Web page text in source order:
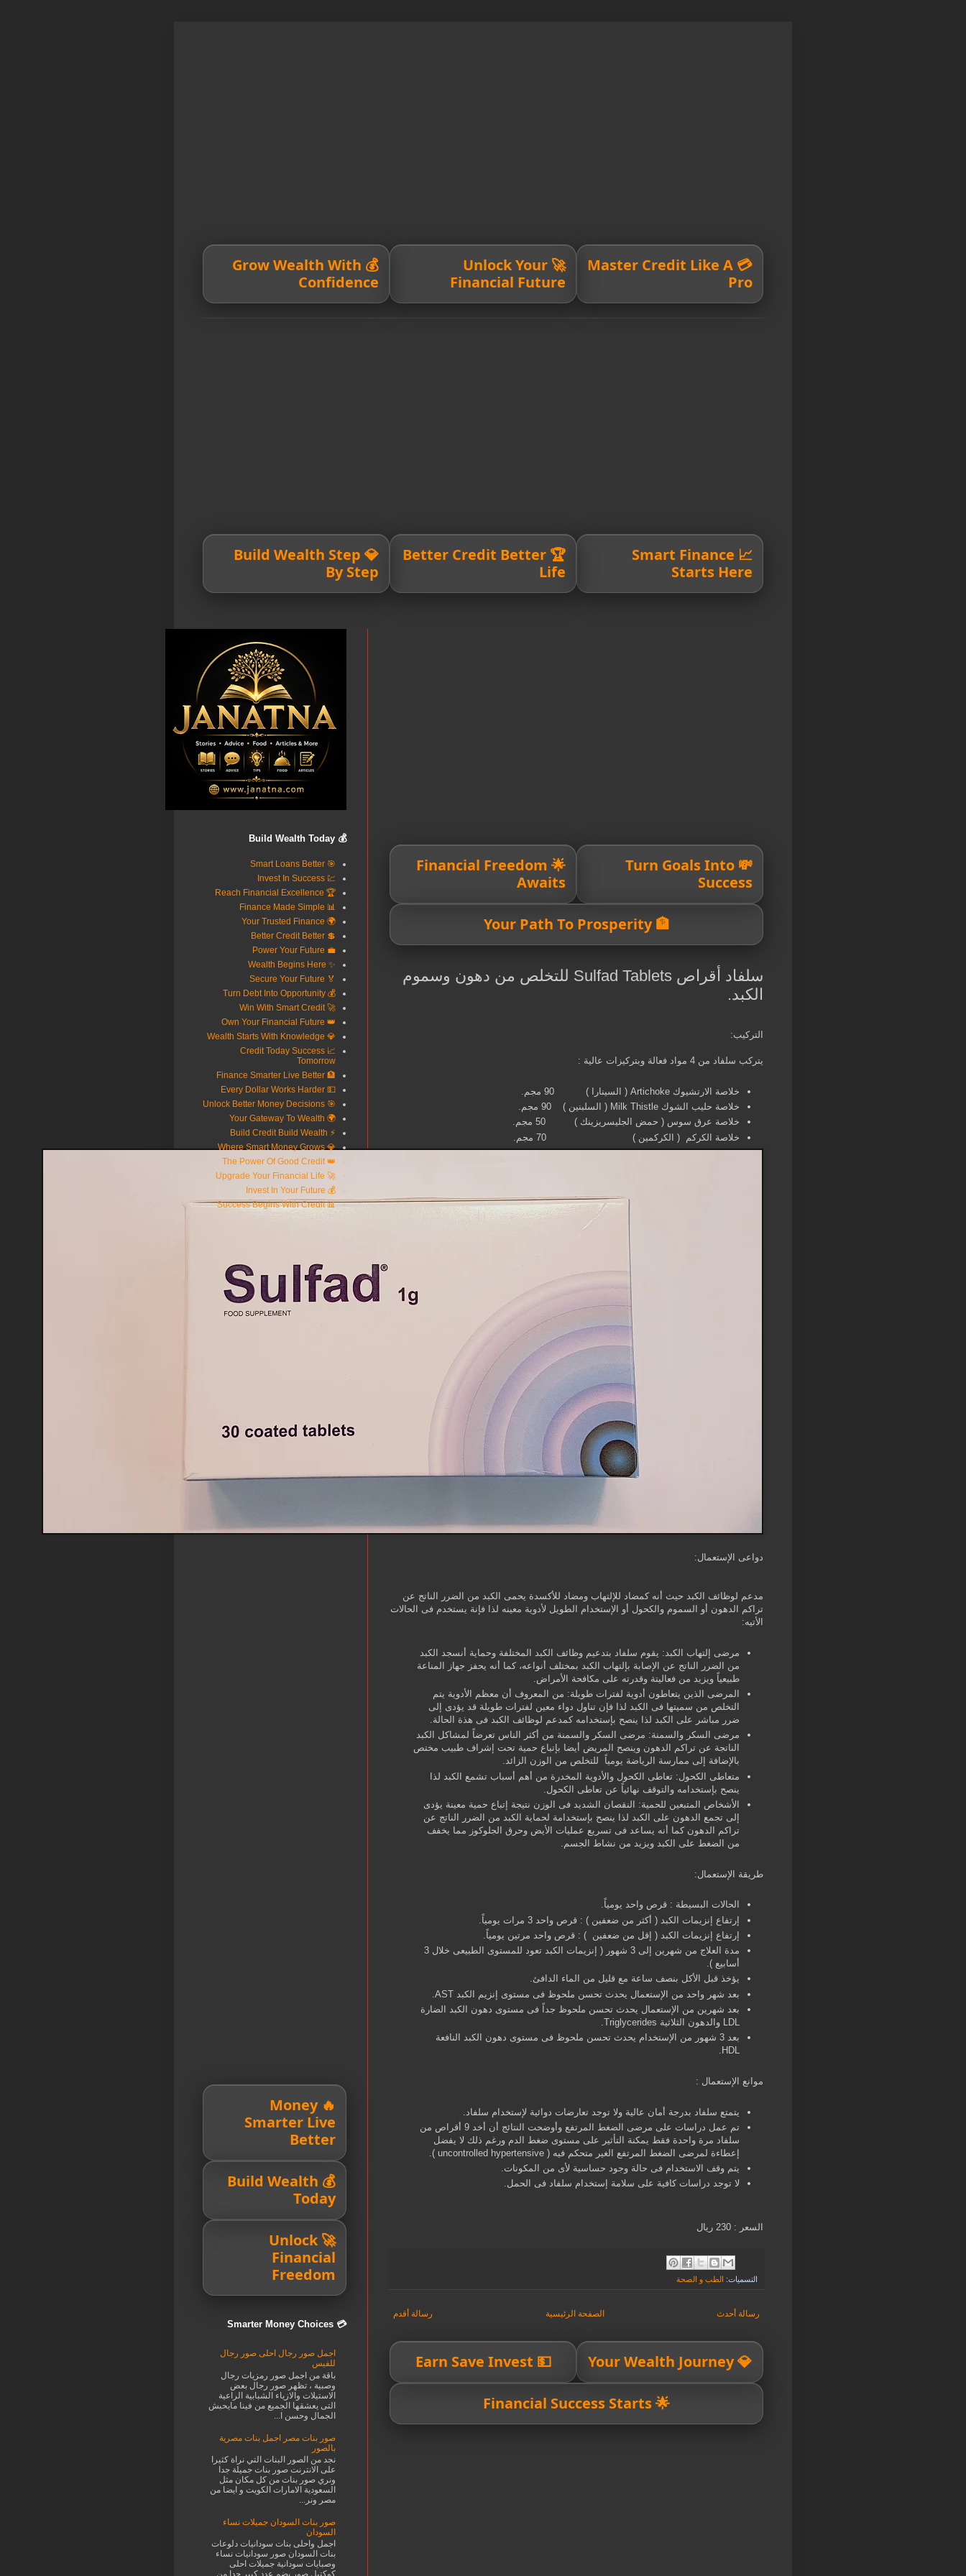
💳 Master Credit Like A
Pro
🚀 Unlock Your
Financial Future
💰 Grow Wealth With
Confidence
📈 Smart Finance
Starts Here
🏆 Better Credit Better
Life
💎 Build Wealth Step
By Step
💸 Turn Goals Into
Success
🌟 Financial Freedom
Awaits
🏦 Your Path To Prosperity
سلفاد أقراص Sulfad Tablets للتخلص من دهون وسموم
الكبد.
التركيب:
يتركب سلفاد من 4 مواد فعالة وبتركيزات عالية :
خلاصة الارتشيوك Artichoke ( السينارا ) 90 مجم.
خلاصة حليب الشوك Milk Thistle ( السلبنين ) 90 مجم.
خلاصة عرق سوس ( حمض الجليسريزينك ) 50 مجم.
خلاصة الكركم ( الكركمين ) 70 مجم.
دواعى الإستعمال:
مدعم لوظائف الكبد حيث أنه كمضاد للإلتهاب ومضاد للأكسدة يحمى الكبد من الضرر الناتج عن
تراكم الدهون أو السموم والكحول أو الإستخدام الطويل لأدوية معينه لذا فإنة يستخدم فى الحالات
الأتيه:
مرضى إلتهاب الكبد : يقوم سلفاد بتدعيم وظائف الكبد المختلفة وحماية أنسجد الكبد
من الضرر الناتج عن الإصابة بإلتهاب الكبد بمختلف أنواعه، كما أنه يحفز جهاز المناعة
طبيعياً ويزيد من فعاليتة وقدرته على مكافحة الأمراض.
المرضى الذين يتعاطون أدوية لفترات طويلة: من المعروف أن معظم الأدوية يتم
التخلص من سميتها فى الكبد لذا فإن تناول دواء معين لفترات طويلة قد يؤدى إلى
ضرر مباشر على الكبد لذا ينصح بإستخدامه كمدعم لوظائف الكبد فى هذة الحالة.
مرضى السكر والسمنة: مرضى السكر والسمنة من أكثر الناس تعرضاً لمشاكل الكبد
الناتجة عن تراكم الدهون وينصح المريض أيضا بإتباع حمية تحت إشراف طبيب مختص
بالإضافة إلى ممارسة الرياضة يومياً للتخلص من الوزن الزائد.
متعاطى الكحول: تعاطى الكحول والأدوية المخدرة من أهم أسباب تشمع الكبد لذا
ينصح بإستخدامه والتوقف نهائياً عن تعاطى الكحول.
الأشخاص المتبعين للحمية: النقصان الشديد فى الوزن نتيجة إتباع حمية معينة يؤدى
إلى تجمع الدهون على الكبد لذا ينصح بإستخدامة لحماية الكبد من الضرر الناتج عن
تراكم الدهون كما أنه يساعد فى تسريع عمليات الأيض وحرق الجلوكوز مما يخفف
من الضغط على الكبد ويزيد من نشاط الجسم.
طريقة الإستعمال:
الحالات البسيطة : قرص واحد يومياً.
إرتفاع إنزيمات الكبد ( أكثر من ضعفين ) : قرص واحد 3 مرات يومياً.
إرتفاع إنزيمات الكبد ( إقل من ضعفين ) : قرص واحد مرتين يومياً.
مدة العلاج من شهرين إلى 3 شهور ( إنزيمات الكبد تعود للمستوى الطبيعى خلال 3
أسابيع ).
يؤخذ قبل الأكل بنصف ساعة مع قليل من الماء الدافئ.
بعد شهر واحد من الإستعمال يحدث تحسن ملحوظ فى مستوى إنزيم الكبد AST.
بعد شهرين من الإستعمال يحدث تحسن ملحوظ جداً فى مستوى دهون الكبد الضارة
LDL والدهون الثلاثية Triglycerides.
بعد 3 شهور من الإستخدام يحدث تحسن ملحوظ فى مستوى دهون الكبد النافعة
HDL.
موانع الإستعمال :
يتمتع سلفاد بدرجة أمان عالية ولا توجد تعارضات دوائية لإستخدام سلفاد.
تم عمل دراسات على مرضى الضغط المرتفع وأوضحت النتائج أن أخد 9 أقراص من
سلفاد مرة واحدة فقط يمكنة التأثير على مستوى ضغط الدم ورغم ذلك لا يفضل
إعطاءة لمرضى الضغط المرتفع الغير متحكم فيه ( uncontrolled hypertensive ).
يتم وقف الاستخدام فى حالة وجود حساسية لأى من المكونات.
لا توجد دراسات كافية على سلامة إستخدام سلفاد فى الحمل.
السعر : 230 ريال
التسميات: الطب و الصحة
رسالة أحدث رسالة أقدم الصفحة الرئيسية
💎 Your Wealth Journey
💵 Earn Save Invest
🌟 Financial Success Starts
💰 Build Wealth Today
🎯 Smart Loans Better
💹 Invest In Success
🏆 Reach Financial Excellence
📊 Finance Made Simple
🌍 Your Trusted Finance
💲 Better Credit Better
💼 Power Your Future
✨ Wealth Begins Here
🏅 Secure Your Future
💰 Turn Debt Into Opportunity
🚀 Win With Smart Credit
👑 Own Your Financial Future
💎 Wealth Starts With Knowledge
📈 Credit Today Success
Tomorrow
🏦 Finance Smarter Live Better
💵 Every Dollar Works Harder
🎯 Unlock Better Money Decisions
🌍 Your Gateway To Wealth
⚡ Build Credit Build Wealth
💎 Where Smart Money Grows
👑 The Power Of Good Credit
🚀 Upgrade Your Financial Life
💰 Invest In Your Future
📊 Success Begins With Credit
🔥 Money
Smarter Live
Better
💰 Build Wealth
Today
🚀 Unlock
Financial
Freedom
💳 Smarter Money Choices
اجمل صور رجال احلى صور رجال
للفيس
باقة من اجمل صور رمزيات رجال
وصبية ، تظهر صور رجال بعض
الاستيلات والازياء الشبابية الراعية
التى يعشقها الجميع من فينا مايحبش
الجمال وحسن ا...
صور بنات مصر اجمل بنات مصرية
بالصور
نجد من الصور البنات التي نراة كثيرا
على الانترنت صور بنات جميلة جدا
ونري صور بنات من كل مكان مثل
السعودية الامارات الكويت و ايضا من
مصر ونر...
صور بنات السودان جميلات نساء
السودان
اجمل واحلى بنات سودانيات دلوعات
بنات السودان صور سودانيات نساء
وصبايات سودانية جميلات احلى
كوكتيل صور يضم عدد كبير جدا من